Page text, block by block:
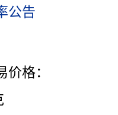
公告
格：